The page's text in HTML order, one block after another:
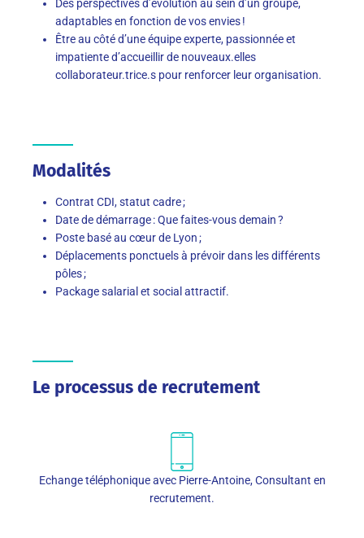
Des perspectives d’évolution au sein d’un groupe,
adaptables en fonction de vos envies !
Être au côté d’une équipe experte, passionnée et
impatiente d’accueillir de nouveaux.elles
collaborateur.trice.s pour renforcer leur organisation.
Modalités
Contrat CDI, statut cadre ;
Date de démarrage : Que faites-vous demain ?
Poste basé au cœur de Lyon ;
Déplacements ponctuels à prévoir dans les différents
pôles ;
Package salarial et social attractif.
Le processus de recrutement
Echange téléphonique avec Pierre-Antoine, Consultant en
recrutement.